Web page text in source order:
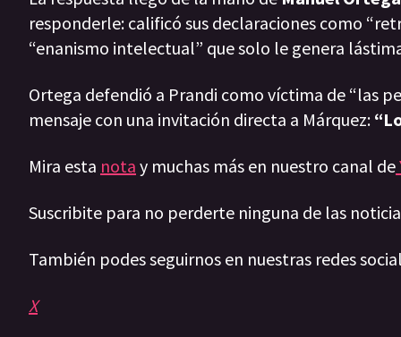
responderle: calificó sus declaraciones como
“enanismo intelectual” que solo le genera
Ortega defendió a Prandi como víctima de “las
mensaje con una invitación directa a Márquez:
Mira esta nota y muchas más en nuestro canal de
Suscribite para no perderte ninguna de las
También podes seguirnos en nuestras redes
X